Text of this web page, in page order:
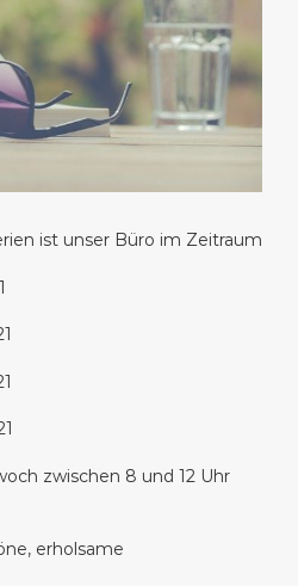
ist unser Büro im Zeitraum
zwischen 8 und 12 Uhr
erholsame